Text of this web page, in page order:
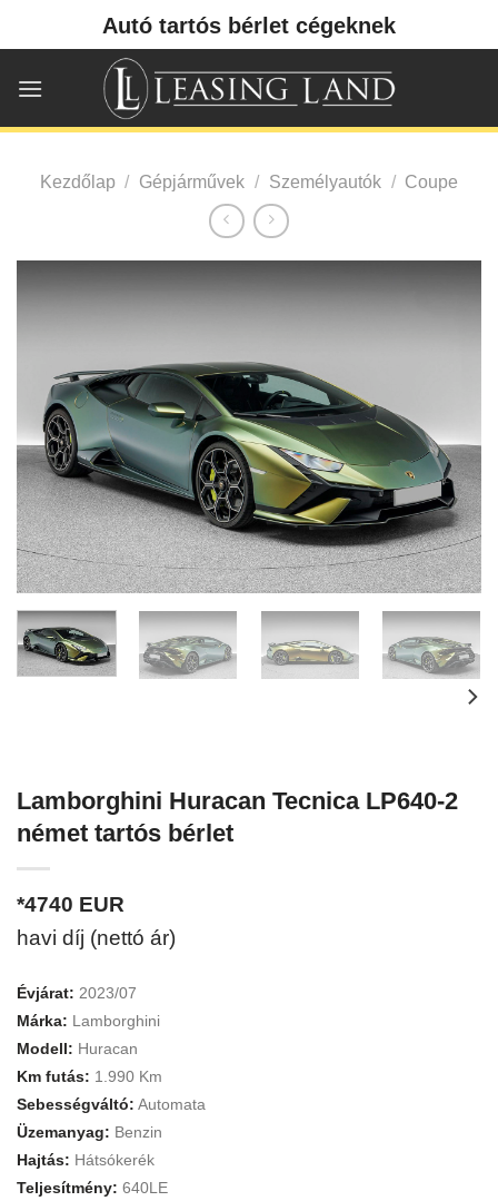
Autó tartós bérlet cégeknek
Kezdőlap / Gépjárművek / Személyautók / Coupe
Lamborghini Huracan Tecnica LP640-2
német tartós bérlet
*4740 EUR
havi díj (nettó ár)
Évjárat: 2023/07
Márka: Lamborghini
Modell: Huracan
Km futás: 1.990 Km
Sebességváltó: Automata
Üzemanyag: Benzin
Hajtás: Hátsókerék
Teljesítmény: 640LE